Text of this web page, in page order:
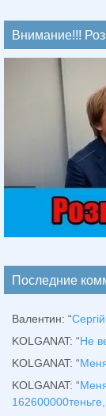
Внимание!!!
Последние
Валентин: “
KOLGANAT: “Не
KOLGANAT: “
KOLGANAT: “